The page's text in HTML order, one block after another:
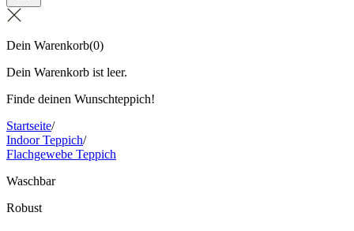
Dein Warenkorb(0)
Dein Warenkorb ist leer.
Finde deinen Wunschteppich!
Startseite/
Indoor Teppich/
Flachgewebe Teppich
Waschbar
Robust